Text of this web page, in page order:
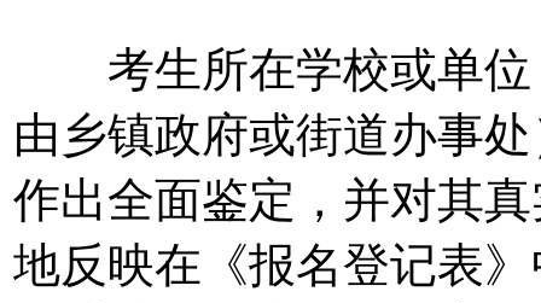
考生所在学校或单位
由乡镇政府或街道办事
作出全面鉴定，并对其
地反映在《报名登记表